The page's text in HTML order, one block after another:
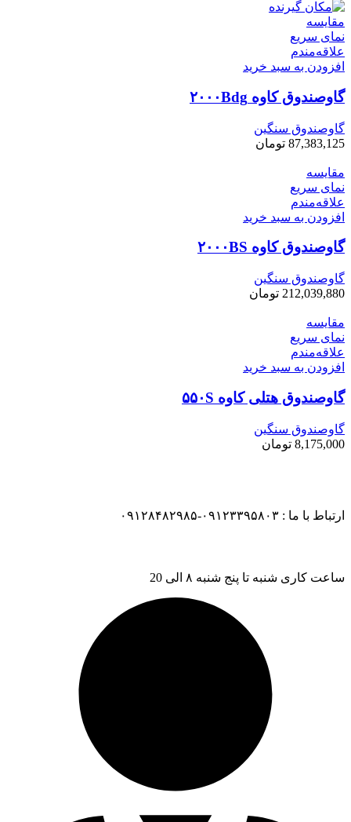
مقایسه
نمای سریع
علاقه‌مندم
افزودن به سبد خرید
گاوصندوق کاوه ۲۰۰۰Bdg
گاوصندوق سنگین
87,383,125 تومان
مقایسه
نمای سریع
علاقه‌مندم
افزودن به سبد خرید
گاوصندوق کاوه ۲۰۰۰BS
گاوصندوق سنگین
212,039,880 تومان
مقایسه
نمای سریع
علاقه‌مندم
افزودن به سبد خرید
گاوصندوق هتلی کاوه ۵۵۰S
گاوصندوق سنگین
8,175,000 تومان
ارتباط با ما : ۰۹۱۲۳۳۹۵۸۰۳-۰۹۱۲۸۴۸۲۹۸۵
ساعت کاری شنبه تا پنج شنبه ۸ الی 20